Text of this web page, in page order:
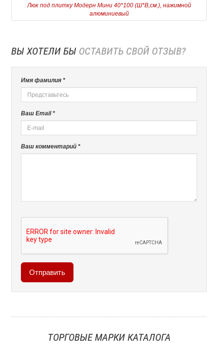
Люк под плитку Модерн Мини 40*100 (Ш*В,см.), нажимной
алюминиевый
ВЫ ХОТЕЛИ БЫ ОСТАВИТЬ СВОЙ ОТЗЫВ?
Имя фамилия *
Ваш Email *
Ваш комментарий *
ТОРГОВЫЕ МАРКИ КАТАЛОГА